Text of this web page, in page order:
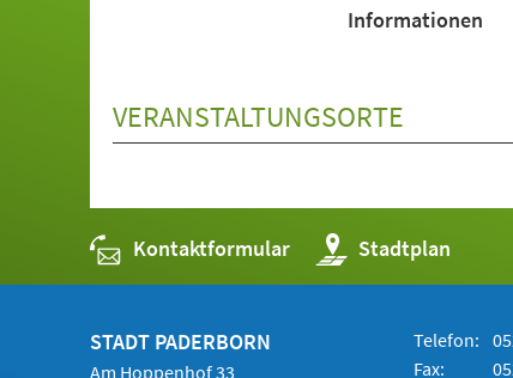
Informationen
VERANSTALTUNGSORTE
Kontaktformular Stadtplan
(Öffnet
in
einem
STADT PADERBORN
Am Hoppenhof 33
Telefon:
Fax: